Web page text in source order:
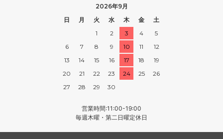
2026年9月
日
月 火 水 木 金
土
1
2 3 4
5
6
7 8 9 10 11
12
13
14 15 16 17 18
19
20
21 22 23 24 25
26
27
28 29 30
営業時間:11:00-19:00
毎週木曜・第二日曜定休日